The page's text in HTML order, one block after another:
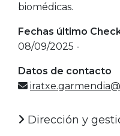
biomédicas.
Fechas último
08/09/2025 -
Datos de contacto
Dirección y